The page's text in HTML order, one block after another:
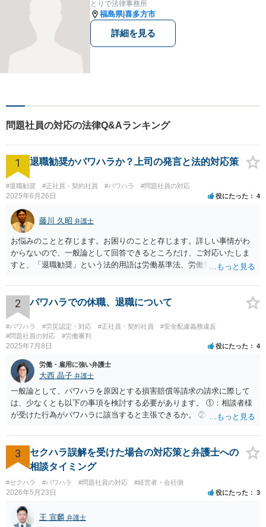
て、より良い解決に導くお手
伝いをいたします。
とりで法律事務所
福島県|喜多方市
詳細を見る
問題社員の対応の法律Q&Aランキング
1 退職勧奨かパワハラか？上司の発言と法的対応策
#退職勧奨 #正社員・契約社員 #パワハラ #問題社員の対応
2025年6月26日 役にたった 4
藤川 久昭 弁護士
お悩みのことと存じます。お困りのことと存じます。詳しい事情がわ
からないので、一般論として回答できるところだけ、ご対応いたしま
すと、「退職勧奨」という法的用語は労働基準法、労働契約法上は存
職を求めただけではなく、本人が退職を明確に拒否しているにもかか
わらず、その後でも執拗に退職を強く求めることです。 職場のパワー
ハラスメントとは、同じ職場で働く者に対し、職務上の地位や人間関
係などの職場内の優位性を背景に、業務の適正な範囲を超えて、精神
的・身体的苦痛を与える又は職場環境を悪化させる行為をいいます。
パワハラの事案は、証拠などをもとにしながら、直接具体的なお話を
お伺いして、法的に正確に分析する必要があります。本件の言動が、
これらに該当するかどうか、証拠に基づいて、子細な分析と慎重な対
応が必要です。客観的証拠が不可欠です。 法的に正確に分析されたい
場合には、労務管理と労働法に精通し、上記に関連した法理等にも通
じた弁護士等に相談し、証拠をもとにしながら具体的な話をなさった
上で、今後の対応を検討するべきです。良い解決になりますよう祈念
2 パワハラでの休職、退職について
#パワハラ #労災認定・対応 #正社員・契約社員
#安全配慮義務違反
#問題社員の対応
#労働審判
2025年7月8日 役にたった 4
労働・雇用に強い弁護士
大西 晶子 弁護士
一般論として、パワハラを原因とする損害賠償等請求の請求に際して
は、少なくとも以下の事項を検討する必要があります。 ①：相談者様
が受けた行為がパワハラに該当すると主張できるか。 ②：会社が、当
と主張できるか。 ③：当該パワハラ行為のせいで相談者様が適応障害
を患ったと主張できるか。 ④：①②③の主張を裏付ける証拠がどの程
度充実しているか。 ⑤：未払残業代等、会社に対して他に請求できそ
うなものはあるか。 ①～③により、パワハラ行為をした本人/会社の両
方に対して損害賠償等を請求できるか否かが変わってきます。 ④によ
り、交渉のみで妥協べきか、訴訟も見据えて徹底的に責任追求できそ
うかを検討することになります。 また、会社に対して他に請求できそ
うなものがあれば（⑤）、パワハラの証拠が多少不足していたとして
3
セクハラ誤解を受けた場合の対応策と弁護士への
相談タイミング
#セクハラ #パワハラ #問題社員の対応 #経営者・会社側
2026年5月23日 役にたった 3
王 宣麟 弁護士